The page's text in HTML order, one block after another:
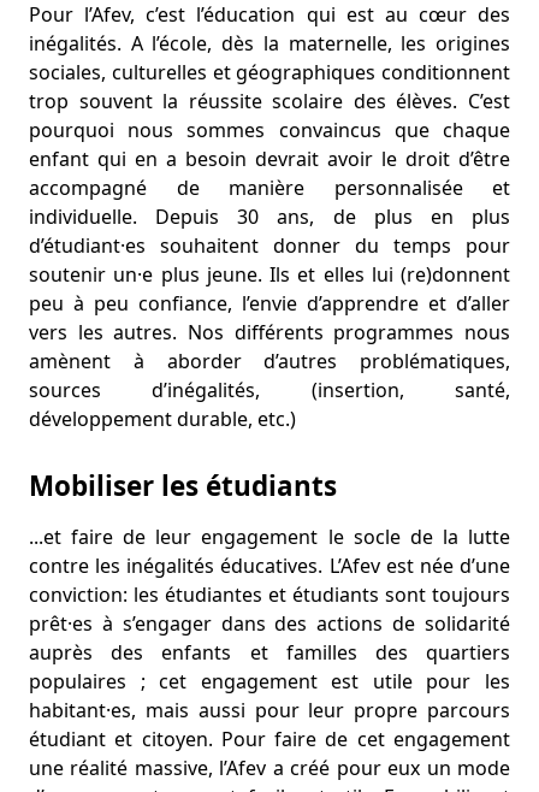
Pour l’Afev, c’est l’éducation qui est au cœur des
inégalités. A l’école, dès la maternelle, les origines
sociales, culturelles et géographiques conditionnent
trop souvent la réussite scolaire des élèves. C’est
pourquoi nous sommes convaincus que chaque
enfant qui en a besoin devrait avoir le droit d’être
accompagné de manière personnalisée et
individuelle. Depuis 30 ans, de plus en plus
d’étudiant·es souhaitent donner du temps pour
soutenir un·e plus jeune. Ils et elles lui (re)donnent
peu à peu confiance, l’envie d’apprendre et d’aller
vers les autres. Nos différents programmes nous
amènent à aborder d’autres problématiques,
sources d’inégalités, (insertion, santé,
développement durable, etc.)
Mobiliser les étudiants
...et faire de leur engagement le socle de la lutte
contre les inégalités éducatives. L’Afev est née d’une
conviction: les étudiantes et étudiants sont toujours
prêt·es à s’engager dans des actions de solidarité
auprès des enfants et familles des quartiers
populaires ; cet engagement est utile pour les
habitant·es, mais aussi pour leur propre parcours
étudiant et citoyen. Pour faire de cet engagement
une réalité massive, l’Afev a créé pour eux un mode